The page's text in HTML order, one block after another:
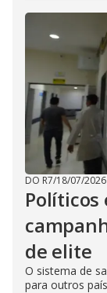
DO R7/18/07/2026
Políticos
de elite
O sistema de
para outros